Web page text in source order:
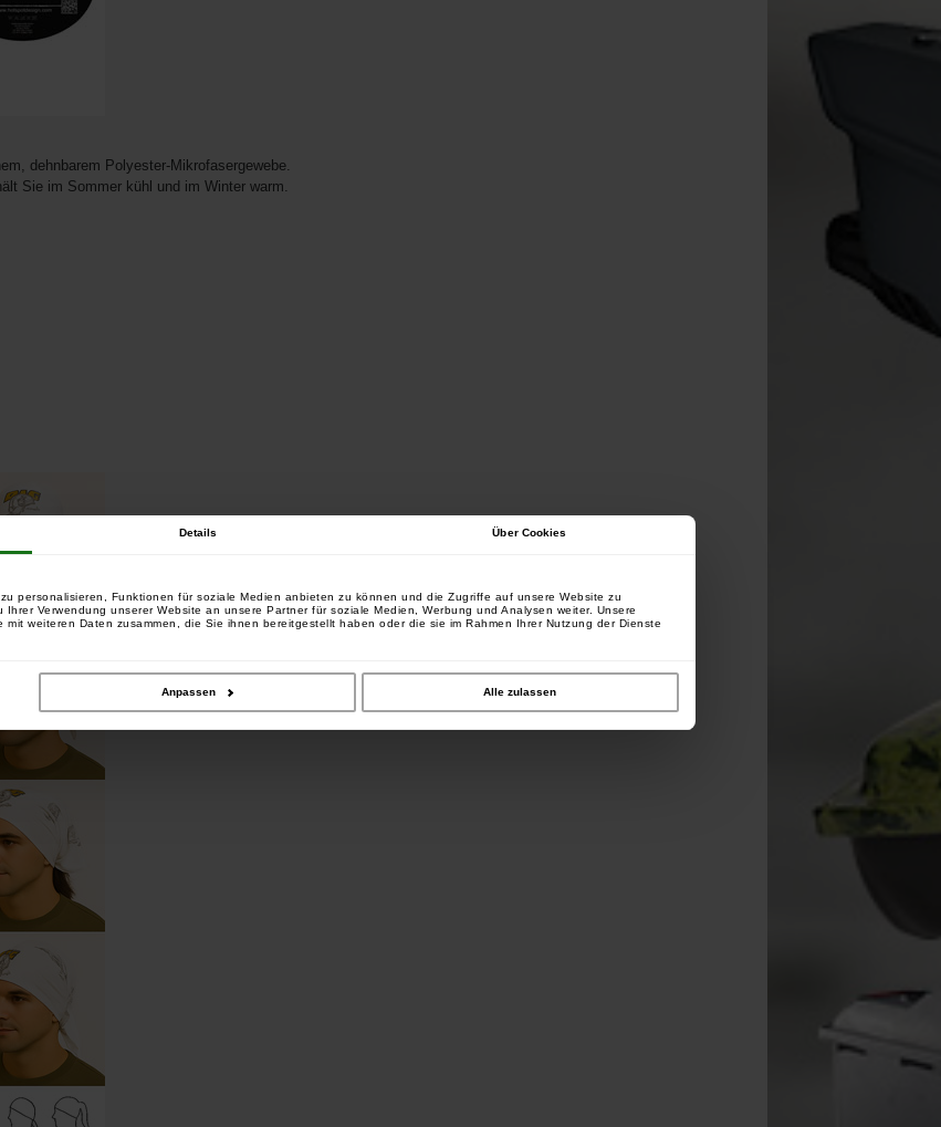
Details Über Cookies
personalisieren, Funktionen für soziale Medien anbieten zu können und die Zugriffe auf unsere Website zu
Verwendung unserer Website an unsere Partner für soziale Medien, Werbung und Analysen weiter. Unsere
weiteren Daten zusammen, die Sie ihnen bereitgestellt haben oder die sie im Rahmen Ihrer Nutzung der Dienste
Anpassen Alle zulassen
dehnbarem Polyester-Mikrofasergewebe.
Sie im Sommer kühl und im Winter warm.